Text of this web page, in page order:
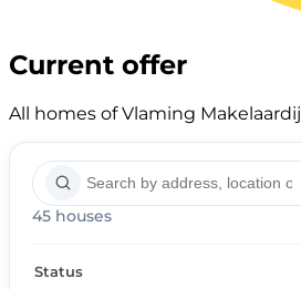
Current offer
All homes of Vlaming Makelaardij
45 houses
Status